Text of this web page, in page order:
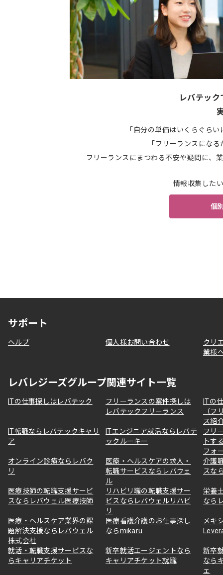
レバテッ
「自分の単価はいくらぐら
「フリーランスにな
フリーランスにまつわる不安や疑問に、
情報収集した
個
サポート
ヘルプ 個人様お問い合わせ
クリ
業様
レバレジーズグループ関連サイト一覧
ITの仕事探しはレバテック
フリーランスの案件探しは
レバテックフリーランス
ITの
（フ
ス紹
IT転職ならレバテックキャリ
ア
ITエンジニア就活ならレバテ
ックルーキー
フリ
トす
フォ
オンライン診療ならレバク
リ
医療・ヘルスケアの求人・
転職サービスならレバウェ
ル
介護
スな
医療技師の転職支援サービ
スならレバウェル医療技師
リハビリ職の転職支援サー
ビスならレバウェルリハビ
リ
栄養
なら
医療・ヘルスケア業界の課
題解決支援ならレバウェル
株式会社
医療看護介護のお仕事探し
ならmikaru
メキ
就活・転職支援サービスな
らキャリアチケット
新卒就活エージェントなら
キャリアチケット就職
新卒
なら
ェ